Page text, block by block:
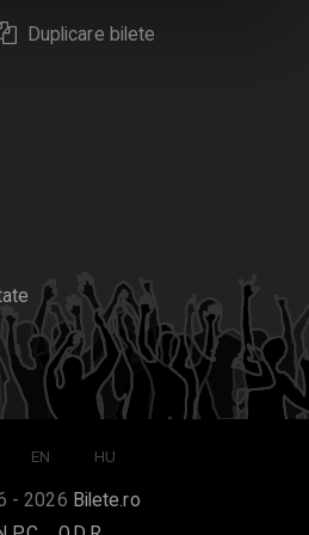
Duplicare bilete
EN HU
- 2026 Bilete.ro